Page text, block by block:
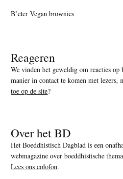
B’eter Vegan brownies
Reageren
We vinden het geweldig om reacties
manier in contact te komen met lezers,
toe op de site?
Over het BD
Het Boeddhistisch Dagblad is een
webmagazine over boeddhistische
Lees ons colofon.